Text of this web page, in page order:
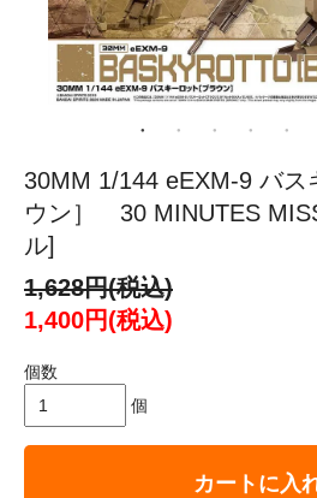
30MM 1/144 eEXM-9 バス
ウン］ 30 MINUTES
ル]
1,628円(税込)
1,400円(税込)
個数
個
カートに入